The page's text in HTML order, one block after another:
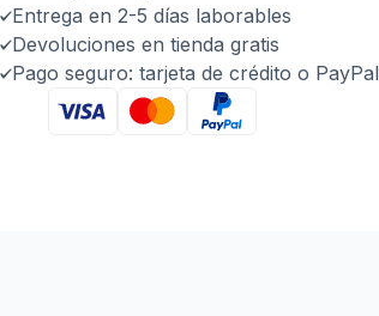
Entrega en 2-5 días laborables
Devoluciones en tienda gratis
Pago seguro: tarjeta de crédito o PayPal